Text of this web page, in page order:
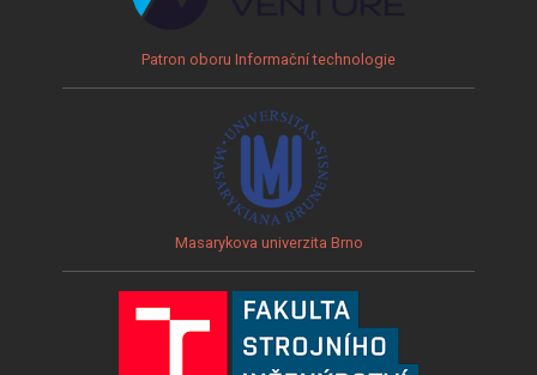
Patron oboru Informační technologie
Masarykova univerzita Brno